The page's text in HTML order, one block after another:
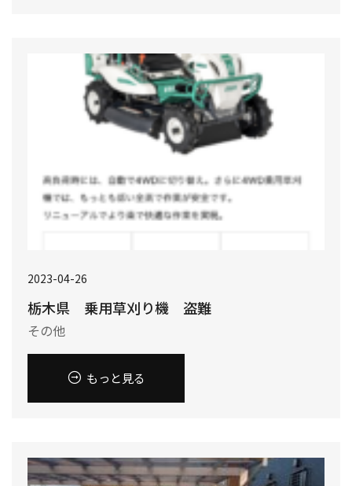
2023-04-26
栃木県 乗用草刈り機 盗難
その他
もっと見る